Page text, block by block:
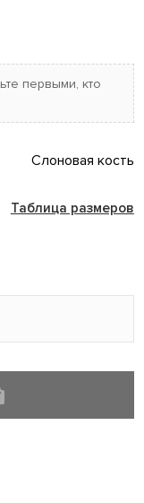
первыми, кто
Слоновая кость
Таблица размеров